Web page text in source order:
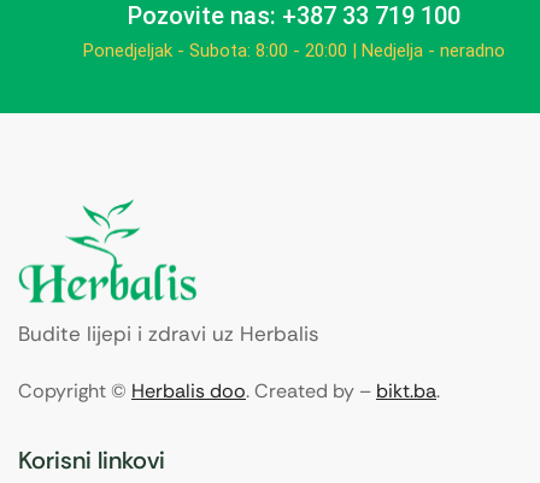
Pozovite nas: +387 33 719 100
Ponedjeljak - Subota: 8:00 - 20:00 | Nedjelja - neradno
Budite lijepi i zdravi uz Herbalis
Copyright © Herbalis doo. Created by – bikt.ba.
Korisni linkovi